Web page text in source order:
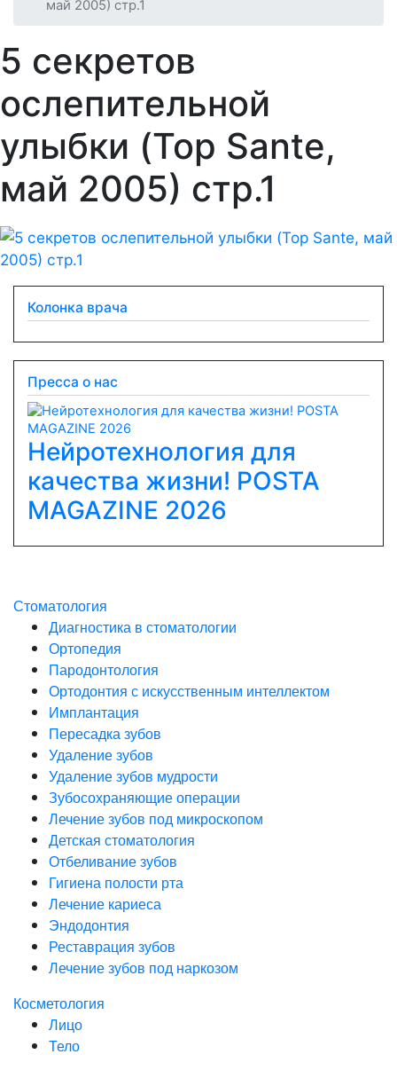
май 2005) стр.1
5 секретов
ослепительной
улыбки (Top Sante,
май 2005) стр.1
Колонка врача
Пресса о нас
Нейротехнология для
качества жизни! POSTA
MAGAZINE 2026
Previous
Стоматология
Диагностика в стоматологии
Ортопедия
Пародонтология
Ортодонтия с искусственным интеллектом
Имплантация
Пересадка зубов
Удаление зубов
Удаление зубов мудрости
Зубосохраняющие операции
Лечение зубов под микроскопом
Детская стоматология
Отбеливание зубов
Гигиена полости рта
Лечение кариеса
Эндодонтия
Реставрация зубов
Лечение зубов под наркозом
Косметология
Лицо
Тело